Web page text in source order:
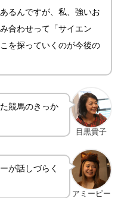
るんですが、私、強いお
合わせって「サイエン
を探っていくのが今後の
目黒貴子
競馬のきっか
アミーピー
が話しづらく